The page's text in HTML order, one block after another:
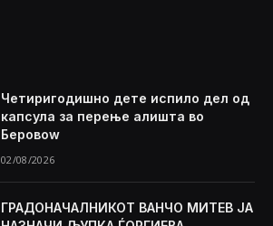
Четиригодишно дете испило дел од
капсула за перење алишта во
Беровоw
02/08/2026
ГРАДОНАЧАЛНИКОТ ВАНЧО МИТЕВ ЈА